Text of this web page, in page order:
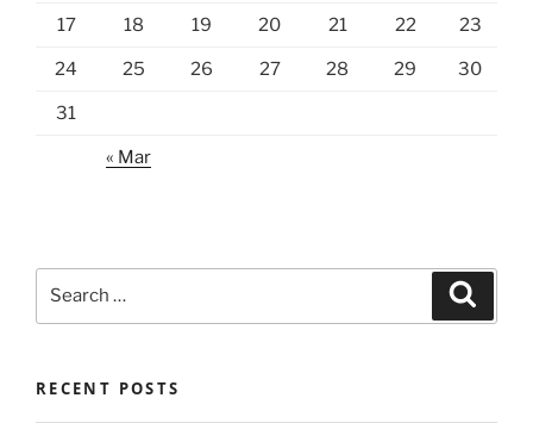
17 18 19 20 21 22 23
24 25 26 27 28 29 30
31
« Mar
RECENT POSTS